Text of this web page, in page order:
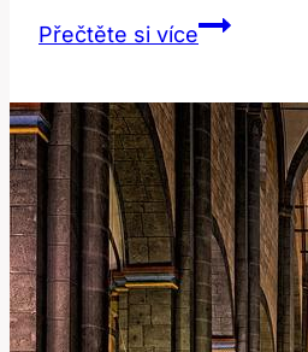
Přečtěte si víceCheeky:
používat
tento
výraz
v
angličtině?